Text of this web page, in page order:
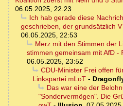
06.05.2025, 22:23
Ich hab gerade diese
geschrieben, der grundsätzlich
06.05.2025, 22:53
Merz mit den Stimmen der
stimmen gemeinsam mit AfD -
06.05.2025, 23:52
CDU-Minister Frei offen
Linkspartei mLoT -
Das war eine der
"Sondervermögen". Die